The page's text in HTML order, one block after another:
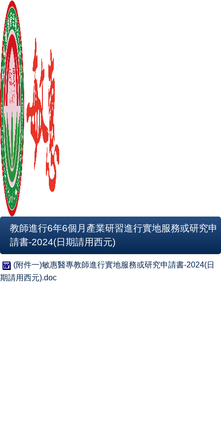
教師進行6年6個月產業研習進行實地服務或研究申
請書-2024(日期請用西元)
(附件一)敏惠醫專教師進行實地服務或研究申請書-2024(日
期請用西元).doc